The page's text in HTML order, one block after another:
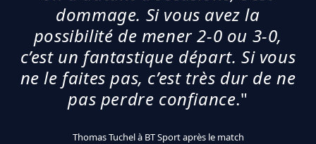
dommage. Si vous avez la
possibilité de mener 2-0 ou 3-0,
c’est un fantastique départ. Si vous
ne le faites pas, c’est très dur de ne
pas perdre confiance."
Thomas Tuchel à BT Sport après le match